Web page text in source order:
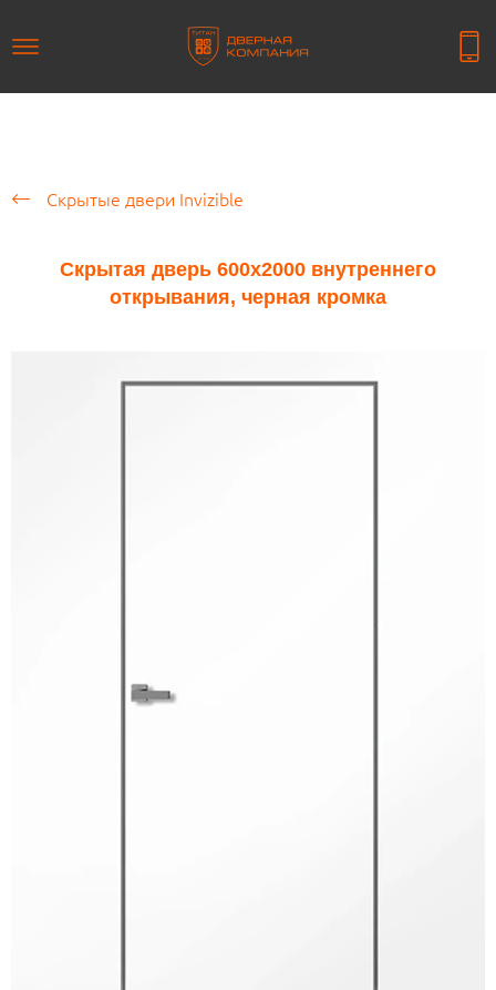
Скрытые двери Invizible
Скрытая дверь 600х2000 внутреннего
открывания, черная кромка